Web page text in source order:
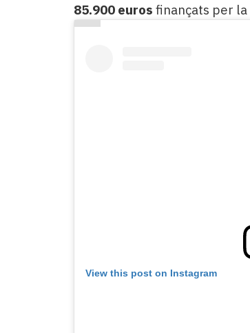
85.900 euros finançats per la
View this post on Instagram